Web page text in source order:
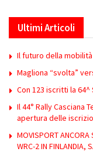
Ultimi Articoli
Il futuro della
Magliona “svolta”
Con 123 iscritti la
Il 44° Rally Casciana
apertura delle
MOVISPORT ANCORA
WRC-2 IN FINLANDIA,